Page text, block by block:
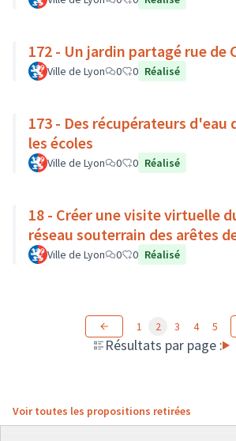
172 - Un jardin partagé rue de
Ville de Lyon 0 0 Réalisé
173 - Des récupérateurs d'eau
les écoles
Ville de Lyon 0 0 Réalisé
18 - Créer une visite virtuelle
réseau souterrain des arêtes
Ville de Lyon 0 0 Réalisé
Résultats par page :
1 2 3 4 5
Voir toutes les propositions retirées